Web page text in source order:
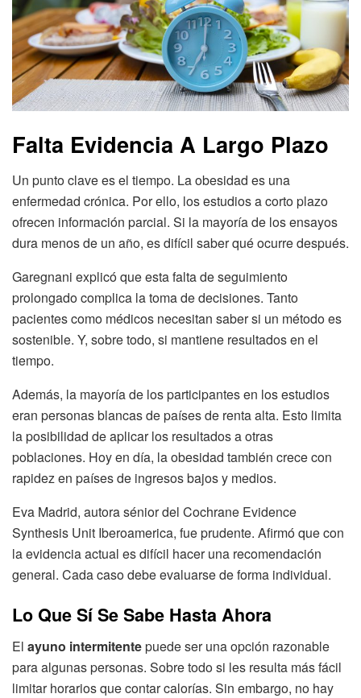
Falta Evidencia A Largo Plazo
Un punto clave es el tiempo. La obesidad es una
enfermedad crónica. Por ello, los estudios a corto plazo
ofrecen información parcial. Si la mayoría de los ensayos
dura menos de un año, es difícil saber qué ocurre después.
Garegnani explicó que esta falta de seguimiento
prolongado complica la toma de decisiones. Tanto
pacientes como médicos necesitan saber si un método es
sostenible. Y, sobre todo, si mantiene resultados en el
tiempo.
Además, la mayoría de los participantes en los estudios
eran personas blancas de países de renta alta. Esto limita
la posibilidad de aplicar los resultados a otras
poblaciones. Hoy en día, la obesidad también crece con
rapidez en países de ingresos bajos y medios.
Eva Madrid, autora sénior del Cochrane Evidence
Synthesis Unit Iberoamerica, fue prudente. Afirmó que con
la evidencia actual es difícil hacer una recomendación
general. Cada caso debe evaluarse de forma individual.
Lo Que Sí Se Sabe Hasta Ahora
El ayuno intermitentepuede ser una opción razonable
para algunas personas. Sobre todo si les resulta más fácil
limitar horarios que contar calorías. Sin embargo, no hay